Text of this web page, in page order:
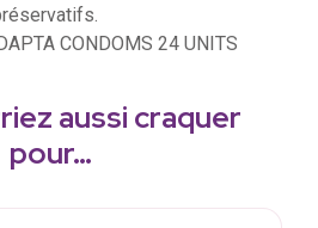
aussi craquer
pour…